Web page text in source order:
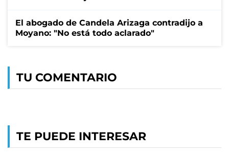
El abogado de Candela Arizaga contradijo a
Moyano: "No está todo aclarado"
TU COMENTARIO
TE PUEDE INTERESAR